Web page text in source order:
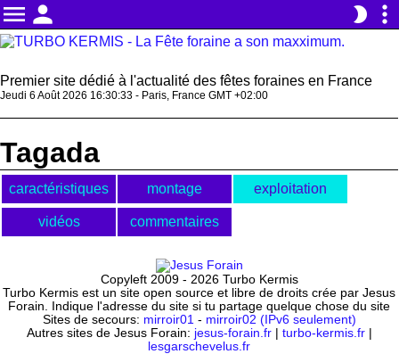
menu person brightness_2 more_vert
Premier site dédié à l'actualité des fêtes foraines en France
Jeudi 6 Août 2026 16:30:33 - Paris, France GMT +02:00
Tagada
caractéristiques montage exploitation
vidéos commentaires
Copyleft 2009 - 2026 Turbo Kermis
Turbo Kermis est un site open source et libre de droits crée par Jesus
Forain. Indique l'adresse du site si tu partage quelque chose du site
Sites de secours: mirroir01 - mirroir02 (IPv6 seulement)
Autres sites de Jesus Forain: jesus-forain.fr| turbo-kermis.fr|
lesgarschevelus.fr